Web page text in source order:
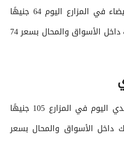
سجل سعر كيلو الفراخ البيضاء في المزارع اليوم 64 جنيهًا
للتجار، بينما تباع للمستهلك داخل الأسواق والمحال بسعر 74
سجل سعر كيلو الفراخ البلدي اليوم في المزارع 105 جنيهًا
داخل الأسواق والمحال بسعر